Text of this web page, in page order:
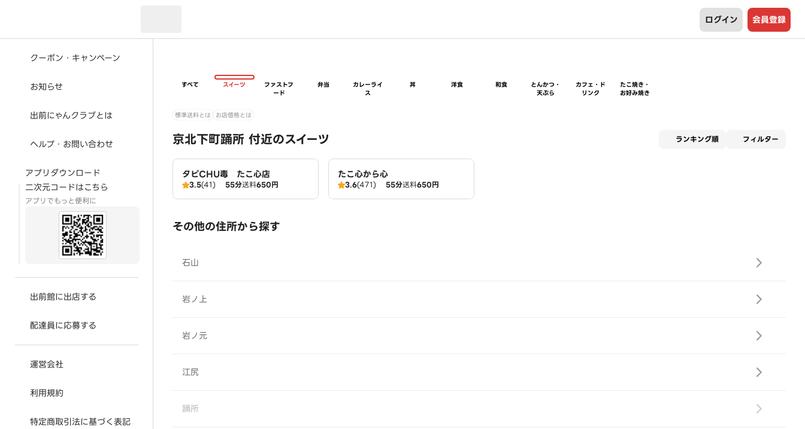
ログイン 会員登録
クーポン・キャンペーン
お知らせ
出前にゃんクラブとは
ヘルプ・お問い合わせ
アプリダウンロード
二次元コードはこちら
アプリでもっと便利に
出前館に出店する
配達員に応募する
運営会社
利用規約
特定商取引法に基づく表記
すべて スイーツ
ファストフ
ード
弁当
カレーライ
ス
丼 洋食 和食
とんかつ・
天ぷら
カフェ・ド
リンク
たこ焼き・
お好み焼き
標準送料とは お店価格とは
京北下町踊所 付近のスイーツ ランキング順 フィルター
タピCHU毒 たこ心店
3.5(41) 55分送料650円
たこ心から心
3.6(471) 55分送料650円
その他の住所から探す
石山
岩ノ上
岩ノ元
江尻
踊所